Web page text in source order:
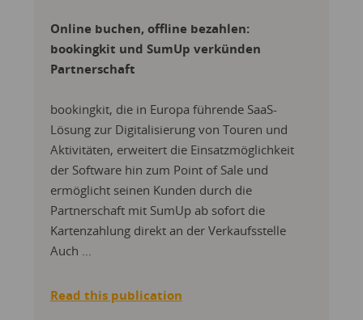
Online buchen, offline bezahlen:
bookingkit und SumUp verkünden
Partnerschaft
bookingkit, die in Europa führende SaaS-
Lösung zur Digitalisierung von Touren und
Aktivitäten, erweitert die Einsatzmöglichkeit
der Software hin zum Point of Sale und
ermöglicht seinen Kunden durch die
Partnerschaft mit SumUp ab sofort die
Kartenzahlung direkt an der Verkaufsstelle
Auch ...
Read this publication